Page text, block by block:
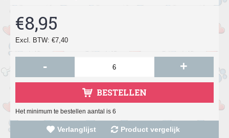
€8,95
Excl. BTW: €7,40
- +
BESTELLEN
Het minimum te bestellen aantal is 6
Verlanglijst Product vergelijk